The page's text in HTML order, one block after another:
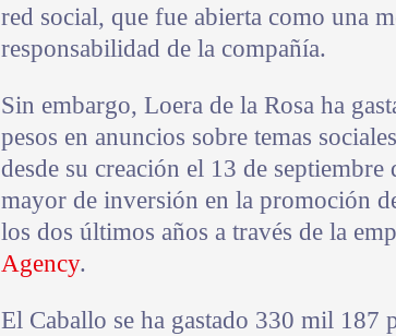
red social, que fue abierta como una
responsabilidad de la compañía.
Sin embargo, Loera de la Rosa ha
pesos en anuncios sobre temas
desde su creación el 13 de
mayor de inversión en la promoción
los dos últimos años a través de la
Agency.
El Caballo se ha gastado 330 mil 187